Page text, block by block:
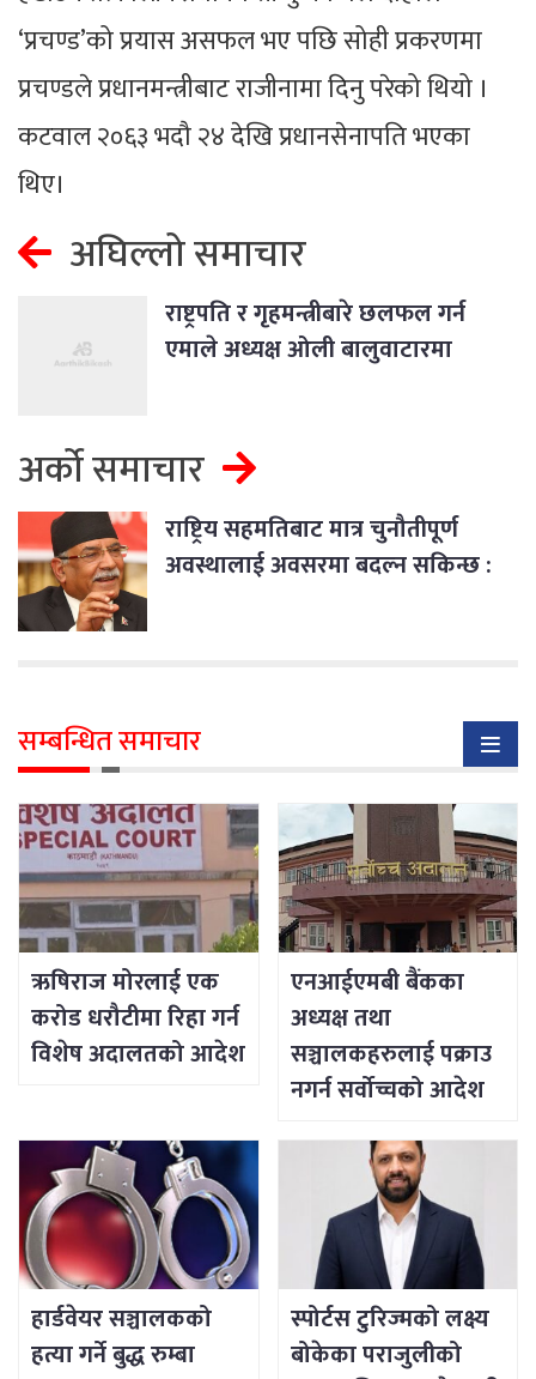
‘प्रचण्ड’को प्रयास असफल भए पछि सोही प्रकरणमा
प्रचण्डले प्रधानमन्त्रीबाट राजीनामा दिनु परेको थियो ।
कटवाल २०६३ भदौ २४ देखि प्रधानसेनापति भएका
थिए।
अघिल्लो समाचार
राष्ट्रपति र गृहमन्त्रीबारे छलफल गर्न
एमाले अध्यक्ष ओली बालुवाटारमा
अर्को समाचार
राष्ट्रिय सहमतिबाट मात्र चुनौतीपूर्ण
अवस्थालाई अवसरमा बदल्न सकिन्छ :
सम्बन्धित समाचार
ऋषिराज मोरलाई एक
करोड धरौटीमा रिहा गर्न
विशेष अदालतको आदेश
एनआईएमबी बैंकका
अध्यक्ष तथा
सञ्चालकहरुलाई पक्राउ
नगर्न सर्वोच्चको आदेश
हार्डवेयर सञ्चालकको
हत्या गर्ने बुद्ध रुम्बा
स्पोर्टस टुरिज्मको लक्ष्य
बोकेका पराजुलीको